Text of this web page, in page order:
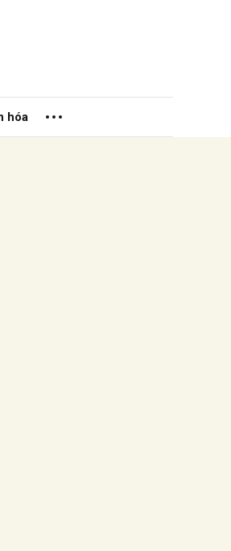
hóa